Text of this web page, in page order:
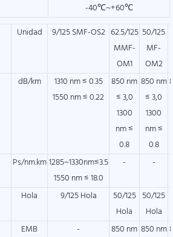
-40℃~+60℃
Unidad 9/125 SMF-OS2 62.5/125
MMF-
OM1
50/125
MF-
OM2
dB/km
1310 nm ≤ 0.35
1550 nm ≤ 0.22
850 nm
≤ 3,0
1300
nm ≤
0.8
850 nm
≤ 3,0
1300
nm ≤
0.8
Ps/nm.km1285~1330nm≤3.5
1550 nm ≤ 18.0
- -
Hola 9/125 Hola
50/125
Hola
50/125
Hola
EMB -
850 nm 850 nm